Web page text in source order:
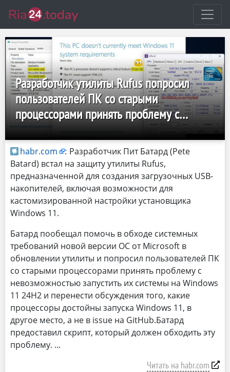
Разработчик утилиты Rufus попросил
пользователей ПК со старыми
процессорами принять проблему с
Windows 11 24H2
habr.com : Разработчик Пит Батард (Pete
Batard) встал на защиту утилиты Rufus,
предназначенной для создания загрузочных USB-
накопителей, включая возможности для
кастомизированной настройки установщика
Windows 11.
Батард пообещал помочь в обходе системных
требований новой версии ОС от Microsoft в
обновлении утилиты и попросил пользователей ПК
со старыми процессорами принять проблему с
невозможностью запустить их системы на Windows
11 24H2 и перенести обсуждения того, какие
процессоры достойны запуска Windows 11, в
другое место, а не в issue на GitHub.Батард
предоставил скрипт, который должен обходить эту
проблему.
Читать на habr.com